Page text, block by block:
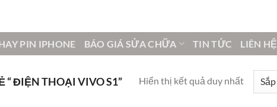
PIN IPHONE BÁO GIÁ SỬA CHỮA TIN TỨC LIÊN HỆ
“ ĐIỆN THOẠI VIVO S1” Hiển thị kết quả duy nhất